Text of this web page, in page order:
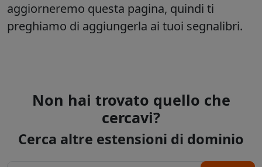
aggiorneremo questa pagina, quindi ti
preghiamo di aggiungerla ai tuoi segnalibri.
Non hai trovato quello che
cercavi?
Cerca altre estensioni di dominio